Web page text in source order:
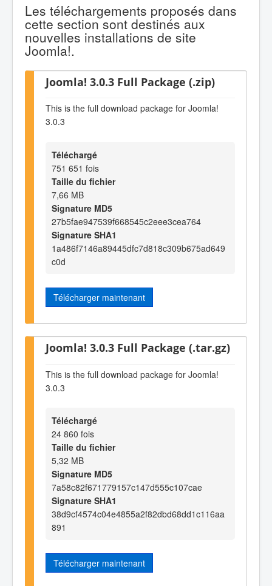
Les téléchargements proposés dans
cette section sont destinés aux
nouvelles installations de site
Joomla!.
Joomla! 3.0.3 Full Package (.zip)
This is the full download package for Joomla!
3.0.3
Téléchargé
751 651 fois
Taille du fichier
7,66 MB
Signature MD5
27b5fae947539f668545c2eee3cea764
Signature SHA1
1a486f7146a89445dfc7d818c309b675ad649
c0d
Télécharger maintenant
Joomla! 3.0.3 Full Package (.tar.gz)
This is the full download package for Joomla!
3.0.3
Téléchargé
24 860 fois
Taille du fichier
5,32 MB
Signature MD5
7a58c82f671779157c147d555c107cae
Signature SHA1
38d9cf4574c04e4855a2f82dbd68dd1c116aa
891
Télécharger maintenant